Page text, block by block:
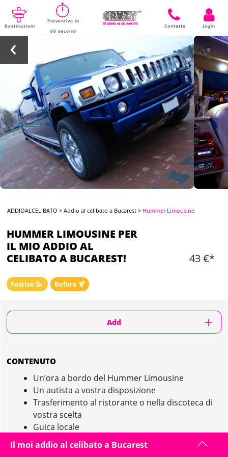
Destinazioni
Preventivo in
60 secondi
Contatto Login
ADDIOALCELIBATO >Addio al celibato a Bucarest > Hummer Limousine
HUMMER LIMOUSINE PER
IL MIO ADDIO AL
CELIBATO A BUCAREST!
43 €*
Festivo 🥳 Before 🍹
Add
CONTENUTO
Un’ora a bordo del Hummer Limousine
Un autista a vostra disposizione
Trasferimento al ristorante o nella discoteca di
vostra scelta
Guica locale
Max 14 persone
Il moi addio al celibato a Bucarest